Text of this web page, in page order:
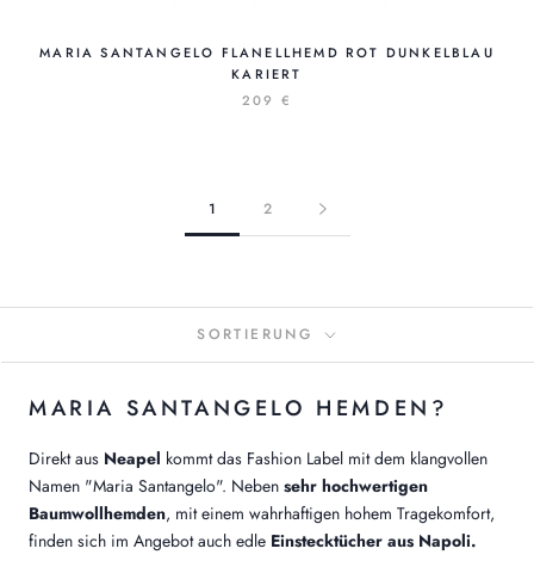
MARIA SANTANGELO FLANELLHEMD ROT DUNKELBLAU
KARIERT
209 €
1 2
SORTIERUNG
MARIA SANTANGELO HEMDEN?
Direkt aus Neapel kommt das Fashion Label mit dem klangvollen
Namen "Maria Santangelo". Neben sehr hochwertigen
Baumwollhemden, mit einem wahrhaftigen hohem Tragekomfort,
finden sich im Angebot auch edle Einstecktücher aus Napoli.